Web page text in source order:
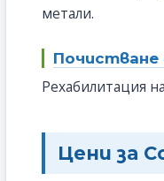
метали.
Рехабилитация
Цени за